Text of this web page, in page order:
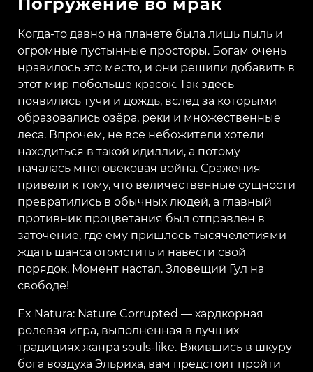
Когда-то давно на планете была лишь пыль и
огромные пустынные просторы. Богам очень
нравилось это место, и они решили добавить в
этот мир побольше красок. Так здесь
появились тучи и дождь, вслед за которыми
образовались озёра, реки и множественные
леса. Впрочем, не все небожители хотели
находиться в такой идиллии, а потому
началась многовековая война. Сражения
привели к тому, что величественные сущности
превратились в обычных людей, а главный
противник процветания был отправлен в
заточение, где ему пришлось тысячелетиями
ждать шанса отомстить и навести свой
порядок. Момент настал. Зловещий Гул на
свободе!
Ex Natura: Nature Corrupted — хардкорная
ролевая игра, выполненная в лучших
традициях жанра souls-like. Вжившись в шкуру
бога воздуха Эльриха, вам предстоит пройти